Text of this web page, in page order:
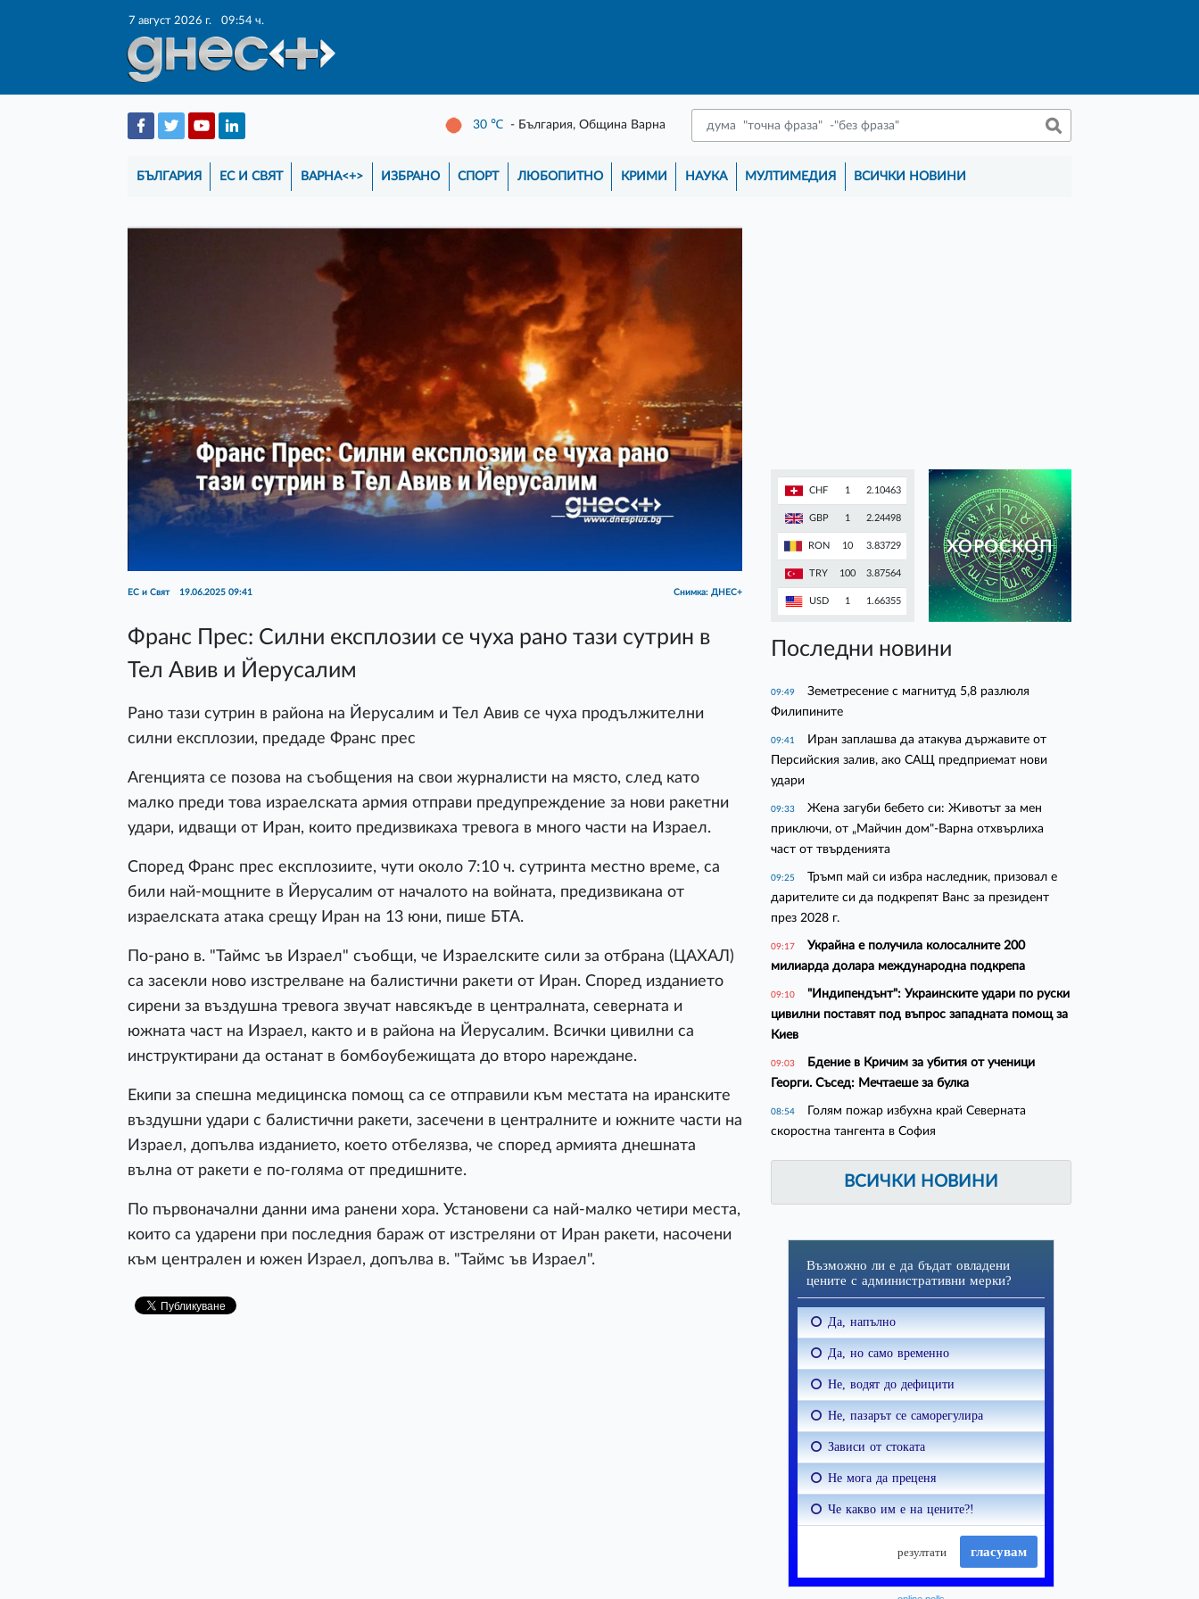
7 август 2026 г. 09:54 ч.
30 ℃ - България, Община Варна
БЪЛГАРИЯ ЕС И СВЯТ ВАРНА<+> ИЗБРАНО СПОРТ ЛЮБОПИТНО КРИМИ НАУКА МУЛТИМЕДИЯ ВСИЧКИ НОВИНИ
ЕС и Свят 19.06.2025 09:41 Снимка: ДНЕС+
Франс Прес: Силни експлозии се чуха рано тази сутрин в
Тел Авив и Йерусалим
Рано тази сутрин в района на Йерусалим и Тел Авив се чуха продължителни
силни експлозии, предаде Франс прес
Агенцията се позова на съобщения на свои журналисти на място, след като
малко преди това израелската армия отправи предупреждение за нови ракетни
удари, идващи от Иран, които предизвикаха тревога в много части на Израел.
Според Франс прес експлозиите, чути около 7:10 ч. сутринта местно време, са
били най-мощните в Йерусалим от началото на войната, предизвикана от
израелската атака срещу Иран на 13 юни, пише БТА.
По-рано в. "Таймс ъв Израел" съобщи, че Израелските сили за отбрана (ЦАХАЛ)
са засекли ново изстрелване на балистични ракети от Иран. Според изданието
сирени за въздушна тревога звучат навсякъде в централната, северната и
южната част на Израел, както и в района на Йерусалим. Всички цивилни са
инструктирани да останат в бомбоубежищата до второ нареждане.
Екипи за спешна медицинска помощ са се отправили към местата на иранските
въздушни удари с балистични ракети, засечени в централните и южните части на
Израел, допълва изданието, което отбелязва, че според армията днешната
вълна от ракети е по-голяма от предишните.
По първоначални данни има ранени хора. Установени са най-малко четири места,
които са ударени при последния бараж от изстреляни от Иран ракети, насочени
към централен и южен Израел, допълва в. "Таймс ъв Израел".
CHF 1 2.10463
GBP 1 2.24498
RON 10 3.83729
TRY 100 3.87564
USD 1 1.66355
ХОРОСКОП
Последни новини
09:49
Земетресение с магнитуд 5,8 разлюля
Филипините
09:41
Иран заплашва да атакува държавите от
Персийския залив, ако САЩ предприемат нови
удари
09:33
Жена загуби бебето си: Животът за мен
приключи, от „Майчин дом"-Варна отхвърлиха
част от твърденията
09:25
Тръмп май си избра наследник, призовал е
дарителите си да подкрепят Ванс за президент
през 2028 г.
09:17
Украйна е получила колосалните 200
милиарда долара международна подкрепа
09:10
"Индипендънт": Украинските удари по руски
цивилни поставят под въпрос западната помощ за
Киев
09:03
Бдение в Кричим за убития от ученици
Георги. Съсед: Мечтаеше за булка
08:54
Голям пожар избухна край Северната
скоростна тангента в София
ВСИЧКИ НОВИНИ